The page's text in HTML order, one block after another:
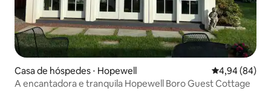
Casa de hóspedes ⋅ Hopewell 4,94 de uma
4,94 (84)
A encantadora e tranquila Hopewell Boro Guest Cottage